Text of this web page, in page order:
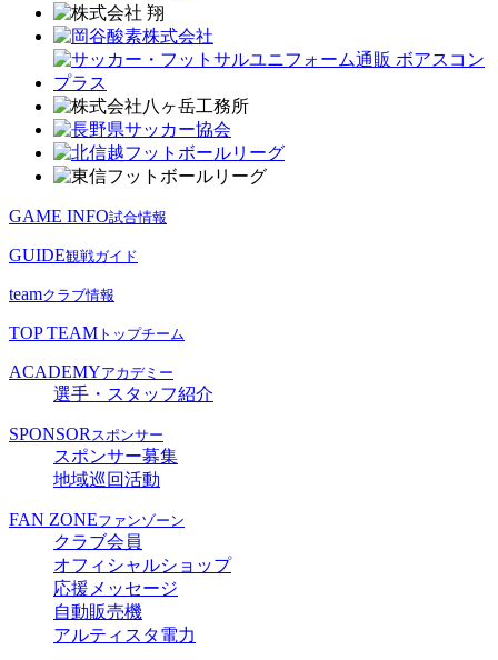
GAME INFO試合情報
GUIDE観戦ガイド
teamクラブ情報
TOP TEAM トップチーム
ACADEMYアカデミー
選手・スタッフ紹介
SPONSOR スポンサー
スポンサー募集
地域巡回活動
FAN ZONEファンゾーン
クラブ会員
オフィシャルショップ
応援メッセージ
自動販売機
アルティスタ電力